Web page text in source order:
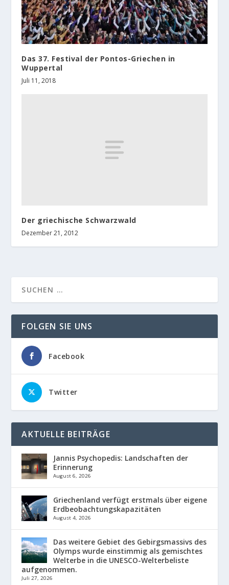
Das 37. Festival der Pontos-Griechen in
Wuppertal
Juli 11, 2018
Der griechische Schwarzwald
Dezember 21, 2012
FOLGEN SIE UNS
Facebook
Twitter
AKTUELLE BEITRÄGE
Jannis Psychopedis: Landschaften der
Erinnerung
August 6, 2026
Griechenland verfügt erstmals über eigene
Erdbeobachtungskapazitäten
August 4, 2026
Das weitere Gebiet des Gebirgsmassivs des
Olymps wurde einstimmig als gemischtes
Welterbe in die UNESCO-Welterbeliste
aufgenommen.
Juli 27, 2026